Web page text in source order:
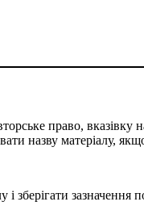
право, вказівку
назву матеріалу,
зазначення